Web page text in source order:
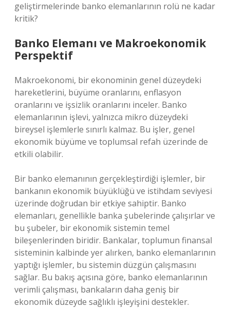
geliştirmelerinde banko elemanlarının rolü ne kadar
kritik?
Banko Elemanı ve Makroekonomik
Perspektif
Makroekonomi, bir ekonominin genel düzeydeki
hareketlerini, büyüme oranlarını, enflasyon
oranlarını ve işsizlik oranlarını inceler. Banko
elemanlarının işlevi, yalnızca mikro düzeydeki
bireysel işlemlerle sınırlı kalmaz. Bu işler, genel
ekonomik büyüme ve toplumsal refah üzerinde de
etkili olabilir.
Bir banko elemanının gerçekleştirdiği işlemler, bir
bankanın ekonomik büyüklüğü ve istihdam seviyesi
üzerinde doğrudan bir etkiye sahiptir. Banko
elemanları, genellikle banka şubelerinde çalışırlar ve
bu şubeler, bir ekonomik sistemin temel
bileşenlerinden biridir. Bankalar, toplumun finansal
sisteminin kalbinde yer alırken, banko elemanlarının
yaptığı işlemler, bu sistemin düzgün çalışmasını
sağlar. Bu bakış açısına göre, banko elemanlarının
verimli çalışması, bankaların daha geniş bir
ekonomik düzeyde sağlıklı işleyişini destekler.